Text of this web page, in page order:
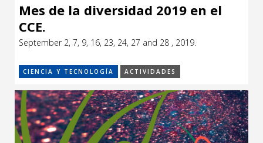
Mes de la diversidad 2019 en el
CCE.
September 2, 7, 9, 16, 23, 24, 27 and 28 , 2019.
CIENCIA Y TECNOLOGÍA ACTIVIDADES